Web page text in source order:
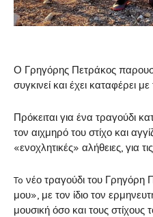
Ο Γρηγόρης Πετράκος
συγκινεί και έχει καταφέρει
Πρόκειται για ένα τραγούδι
τον αιχμηρό του στίχο και
«ενοχλητικές» αλήθειες, για
To νέο τραγούδι του Γρηγόρη
μου», με τον ίδιο τον
μουσική όσο και τους στίχους